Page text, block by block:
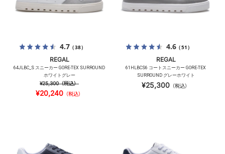
4.7（38）
REGAL
64JLBC_S スニーカー GORE-TEX SURROUND
ホワイトグレー
¥25,300（税込）
¥20,240（税込）
4.6（51）
REGAL
61HLBCS6 コートスニーカー GORE-TEX
SURROUND グレーホワイト
¥25,300 （税込）